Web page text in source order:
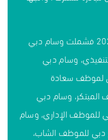
أما فئات أوسمة دبي للتميز 2024 فشملت وسام دبي
وسام دبي
لموظف سعادة
المبتكر، وسام دبي
الإداري، وسام
للموظف الشاب،